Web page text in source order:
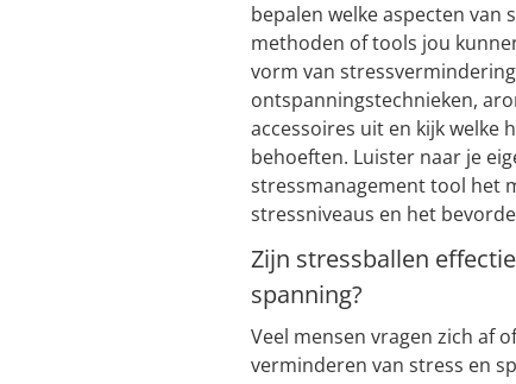
bepalen welke aspecten van
methoden of tools jou
vorm van
ontspanningstechnieken,
accessoires uit en kijk welke
behoeften. Luister naar je
stressmanagement tool het
stressniveaus en het
Zijn stressballen
spanning?
Veel mensen vragen zich af
verminderen van stress en